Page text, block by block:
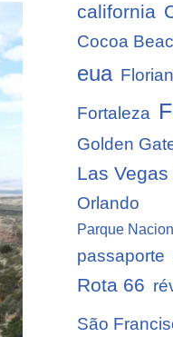
california
Cocoa
eua
Fortaleza
Golden
Las Vegas
Orlando
Parque
passaporte
Rota 66
São